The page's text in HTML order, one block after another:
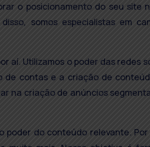
o posicionamento do seu site
disso, somos especialistas em
aí. Utilizamos o poder das
de contas e a criação de
na criação de anúncios
poder do conteúdo relevante.